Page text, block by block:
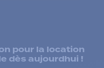
pour la location
dès aujourdhui !